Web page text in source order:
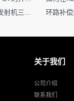
关于我们
公司介绍
联系我们